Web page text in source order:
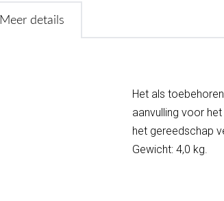
Meer details
Het als
aanvulling voor
het gereedschap
Gewicht: 4,0 kg.